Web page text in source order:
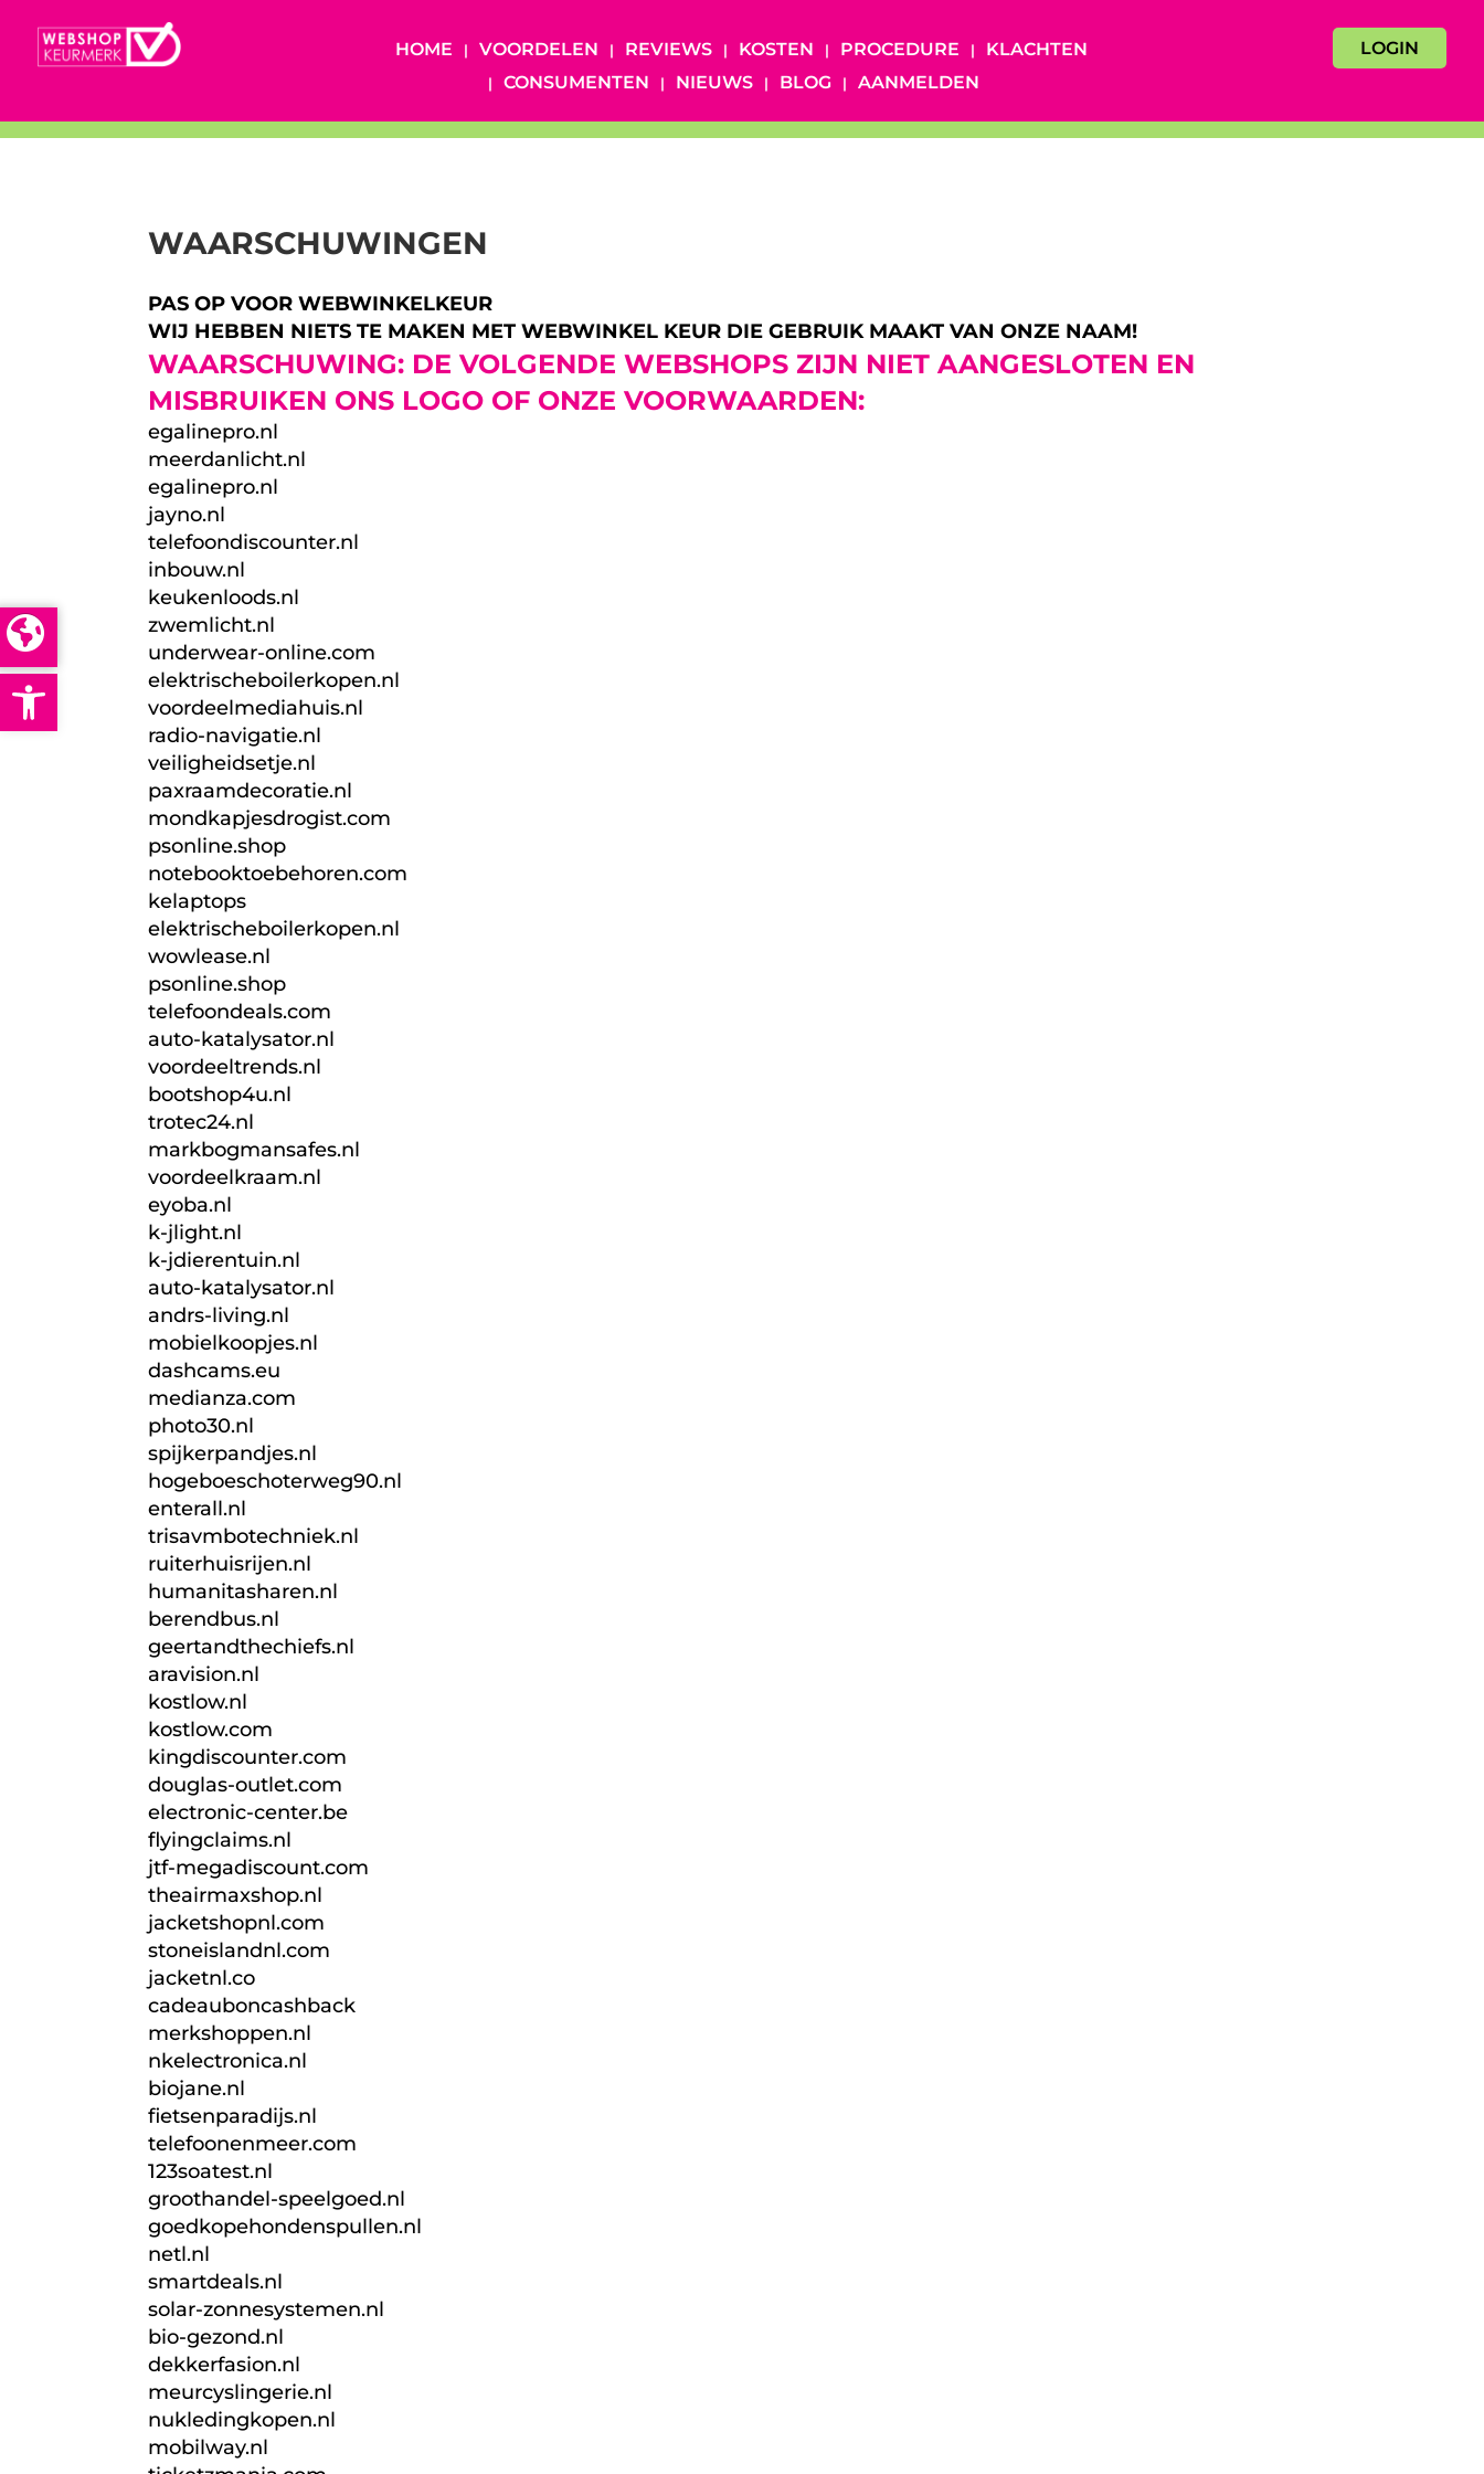
Open toolbar
HOME VOORDELEN REVIEWS KOSTEN PROCEDURE
KLACHTEN
CONSUMENTEN
NIEUWS BLOG AANMELDEN
LOGIN
WAARSCHUWINGEN
PAS OP VOOR WEBWINKELKEUR
WIJ HEBBEN NIETS TE MAKEN MET WEBWINKEL KEUR DIE GEBRUIK MAAKT VAN ONZE NAAM!
WAARSCHUWING: DE VOLGENDE WEBSHOPS ZIJN NIET AANGESLOTEN EN
MISBRUIKEN ONS LOGO OF ONZE VOORWAARDEN:
egalinepro.nl
meerdanlicht.nl
egalinepro.nl
jayno.nl
telefoondiscounter.nl
inbouw.nl
keukenloods.nl
zwemlicht.nl
underwear-online.com
elektrischeboilerkopen.nl
voordeelmediahuis.nl
radio-navigatie.nl
veiligheidsetje.nl
paxraamdecoratie.nl
mondkapjesdrogist.com
psonline.shop
notebooktoebehoren.com
kelaptops
elektrischeboilerkopen.nl
wowlease.nl
psonline.shop
telefoondeals.com
auto-katalysator.nl
voordeeltrends.nl
bootshop4u.nl
trotec24.nl
markbogmansafes.nl
voordeelkraam.nl
eyoba.nl
k-jlight.nl
k-jdierentuin.nl
auto-katalysator.nl
andrs-living.nl
mobielkoopjes.nl
dashcams.eu
medianza.com
photo30.nl
spijkerpandjes.nl
hogeboeschoterweg90.nl
enterall.nl
trisavmbotechniek.nl
ruiterhuisrijen.nl
humanitasharen.nl
berendbus.nl
geertandthechiefs.nl
aravision.nl
kostlow.nl
kostlow.com
kingdiscounter.com
douglas-outlet.com
electronic-center.be
flyingclaims.nl
jtf-megadiscount.com
theairmaxshop.nl
jacketshopnl.com
stoneislandnl.com
jacketnl.co
cadeauboncashback
merkshoppen.nl
nkelectronica.nl
biojane.nl
fietsenparadijs.nl
telefoonenmeer.com
123soatest.nl
groothandel-speelgoed.nl
goedkopehondenspullen.nl
netl.nl
smartdeals.nl
solar-zonnesystemen.nl
bio-gezond.nl
dekkerfasion.nl
meurcyslingerie.nl
nukledingkopen.nl
mobilway.nl